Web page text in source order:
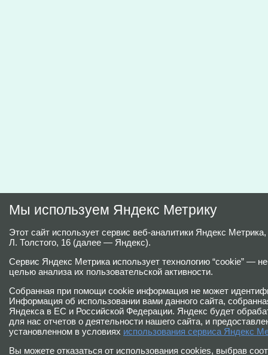
Мы используем Яндекс Метрику
Этот сайт использует сервис веб-аналитики Яндекс
Л. Толстого, 16 (далее — Яндекс).
Сервис Яндекс Метрика использует технологию “cookie” —
целью анализа их пользовательской активности.
Собранная при помощи cookie информация не может
Информация об использовании вами данного сайта,
Яндекса в ЕС и Российской Федерации. Яндекс будет
для нас отчетов о деятельности нашего сайта, и
установленном в условиях использования сервиса Яндекс
Вы можете отказаться от использования cookies, выбрав